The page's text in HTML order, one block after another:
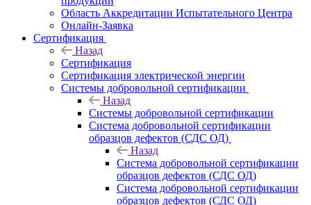
Область Аккредитации Испытательного Центра
Онлайн-Заявка
Сертификация
Назад
Сертификация
Сертификация электрической энергии
Системы добровольной сертификации
Назад
Системы добровольной сертификации
Система добровольной сертификации
образцов дефектов (СДС ОД)
Назад
Система добровольной сертификации
образцов дефектов (СДС ОД)
Система добровольной сертификации
образцов дефектов (СДС ОД)